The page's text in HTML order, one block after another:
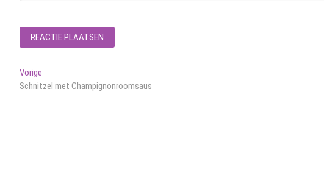
Bericht
navigatie
Vorige
bericht:
Schnitzel met Champignonroomsaus